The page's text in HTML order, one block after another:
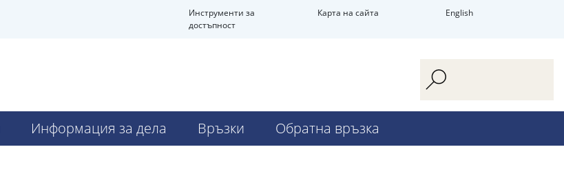
Инструменти за
достъпност
Карта на сайта English
Информация за дела Връзки Обратна връзка